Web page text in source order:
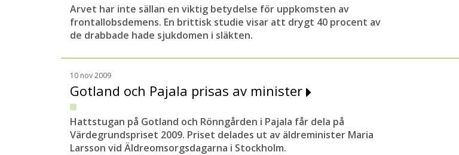
Arvet har inte sällan en viktig betydelse för uppkomsten av
frontallobsdemens. En brittisk studie visar att drygt 40 procent av
de drabbade hade sjukdomen i släkten.
10 nov 2009
Gotland och Pajala prisas av minister
Hattstugan på Gotland och Rönngården i Pajala får dela på
Värdegrundspriset 2009. Priset delades ut av äldreminister Maria
Larsson vid Äldreomsorgsdagarna i Stockholm.